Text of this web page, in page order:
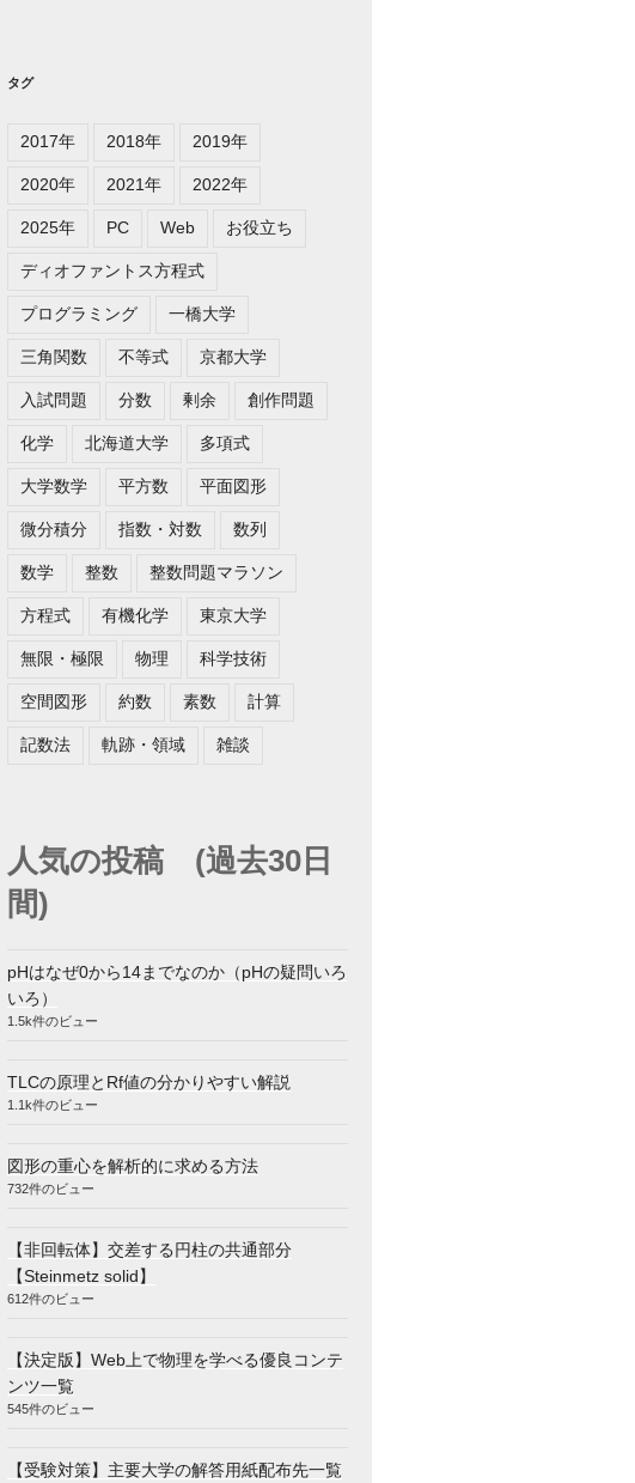
タグ
2017年 2018年 2019年
2020年 2021年 2022年
2025年 PC Web お役立ち
ディオファントス方程式
プログラミング 一橋大学
三角関数 不等式 京都大学
入試問題 分数 剰余 創作問題
化学 北海道大学 多項式
大学数学 平方数 平面図形
微分積分 指数・対数 数列
数学 整数 整数問題マラソン
方程式 有機化学 東京大学
無限・極限 物理 科学技術
空間図形 約数 素数 計算
記数法 軌跡・領域 雑談
人気の投稿 (過去30日
間)
pHはなぜ0から14までなのか（pHの疑問いろ
いろ）
1.5k件のビュー
TLCの原理とRf値の分かりやすい解説
1.1k件のビュー
図形の重心を解析的に求める方法
732件のビュー
【非回転体】交差する円柱の共通部分
【Steinmetz solid】
612件のビュー
【決定版】Web上で物理を学べる優良コンテ
ンツ一覧
545件のビュー
【受験対策】主要大学の解答用紙配布先一覧